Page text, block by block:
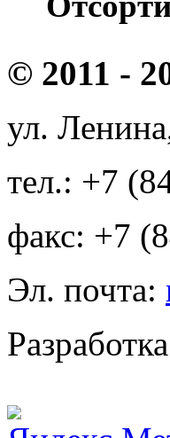
© 2011 -
ул.
тел.: +7
факс: +7
Эл. почта: